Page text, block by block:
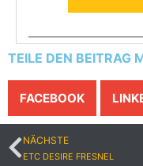
TEILE DEN BEITRAG
FACEBOOK
NÄCHSTE
ETC DESIRE FRESNEL